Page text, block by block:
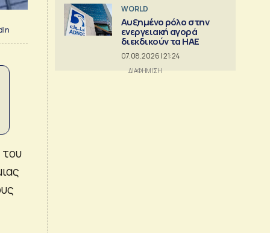
WORLD
Αυξημένο ρόλο στην
ενεργειακή αγορά
διεκδικούν τα ΗΑΕ
07.08.2026 | 21:24